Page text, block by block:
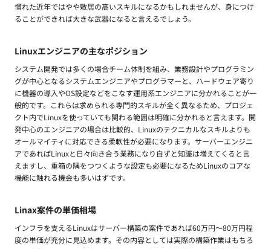
慣れた近年ではやや敷居の高いスキルになるかもしれませんが、身につけ
ることができれば大きな武器になると言えるでしょう。
Linuxエンジニアの主なポジション
システム開発では多くの場合チーム体制を組み、業務設計やプログラミン
グが中心となるシステムエンジニアやプログラマーと、ハードウェア寄り
に機器の導入やOS設定などをこなす運用系エンジニアに分かれることが一
般的です。これらは求められる専門的スキルが全く異なるため、プロジェ
クト内でLinuxを使っていても関わる範囲は明確に分かれると言えます。開
発中心のエンジニアの場合は比較的、Linuxのテクニカルなスキルよりも
オールマイティに対応できる柔軟性が必要になります。サーバーエンジニ
アであればLinuxと日々向き合う業務になり自ずと知識は増えてくると言
えますし、重箱の隅をつつくような設定も必要になるためLinuxのコアな
機能に触れる機会も多いはずです。
Linax案件の単価相場
インフラを支えるLinuxはサーバー構築の案件であれば60万円〜80万円程
度の単価が充分に見込めます。その内容としては実際の構築作業はもちろ